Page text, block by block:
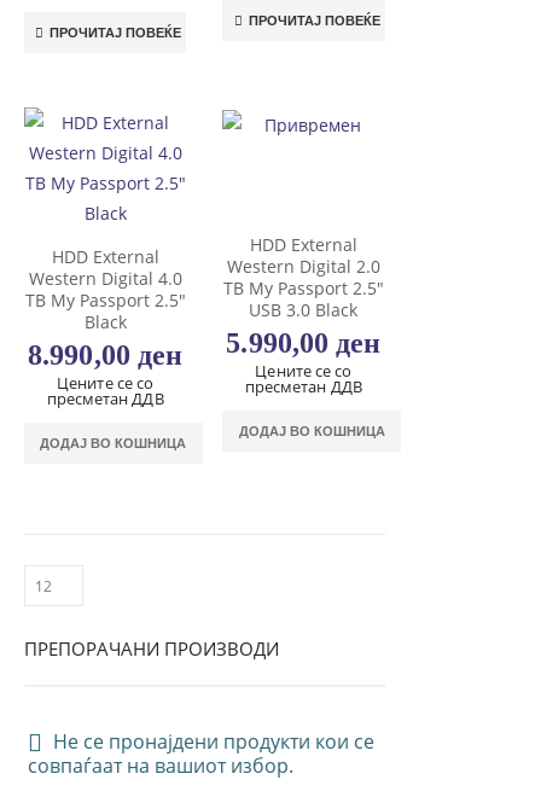
ПРОЧИТАЈ ПОВЕЌЕ
ПРОЧИТАЈ ПОВЕЌЕ
HDD External
Western Digital 4.0
TB My Passport 2.5″
Black
8.990,00 ден
Цените се со
пресметан ДДВ
ДОДАЈ ВО КОШНИЦА
HDD External
Western Digital 2.0
TB My Passport 2.5″
USB 3.0 Black
5.990,00ден
Цените се со
пресметан ДДВ
ДОДАЈ ВО КОШНИЦА
ПРЕПОРАЧАНИ ПРОИЗВОДИ
Не се пронајдени продукти кои се
совпаѓаат на вашиот избор.